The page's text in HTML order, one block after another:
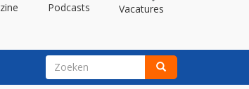
Podcasts Vacatures
ZOEKVELD